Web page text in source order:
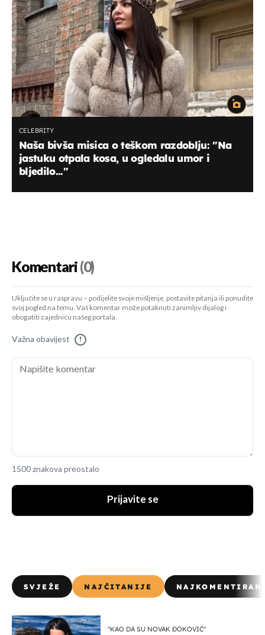
CELEBRITY
Naša bivša misica o teškom razdoblju: ''Na
jastuku otpala kosa, u ogledalu umor i
bljedilo...''
Komentari(0)
Uključite se u raspravu – podijelite svoje mišljenje, postavite pitanja ili ponudite
svoj pogled na temu. Vaš komentar može potaknuti zanimljiv dijalog i
obogatiti zajednicu našeg portala.
Važna obavijest !
1500 znakova preostalo
Prijavite se
SVJEŽE NAJČITANIJE
"KAO DA SU NOVAK ĐOKOVIĆ"